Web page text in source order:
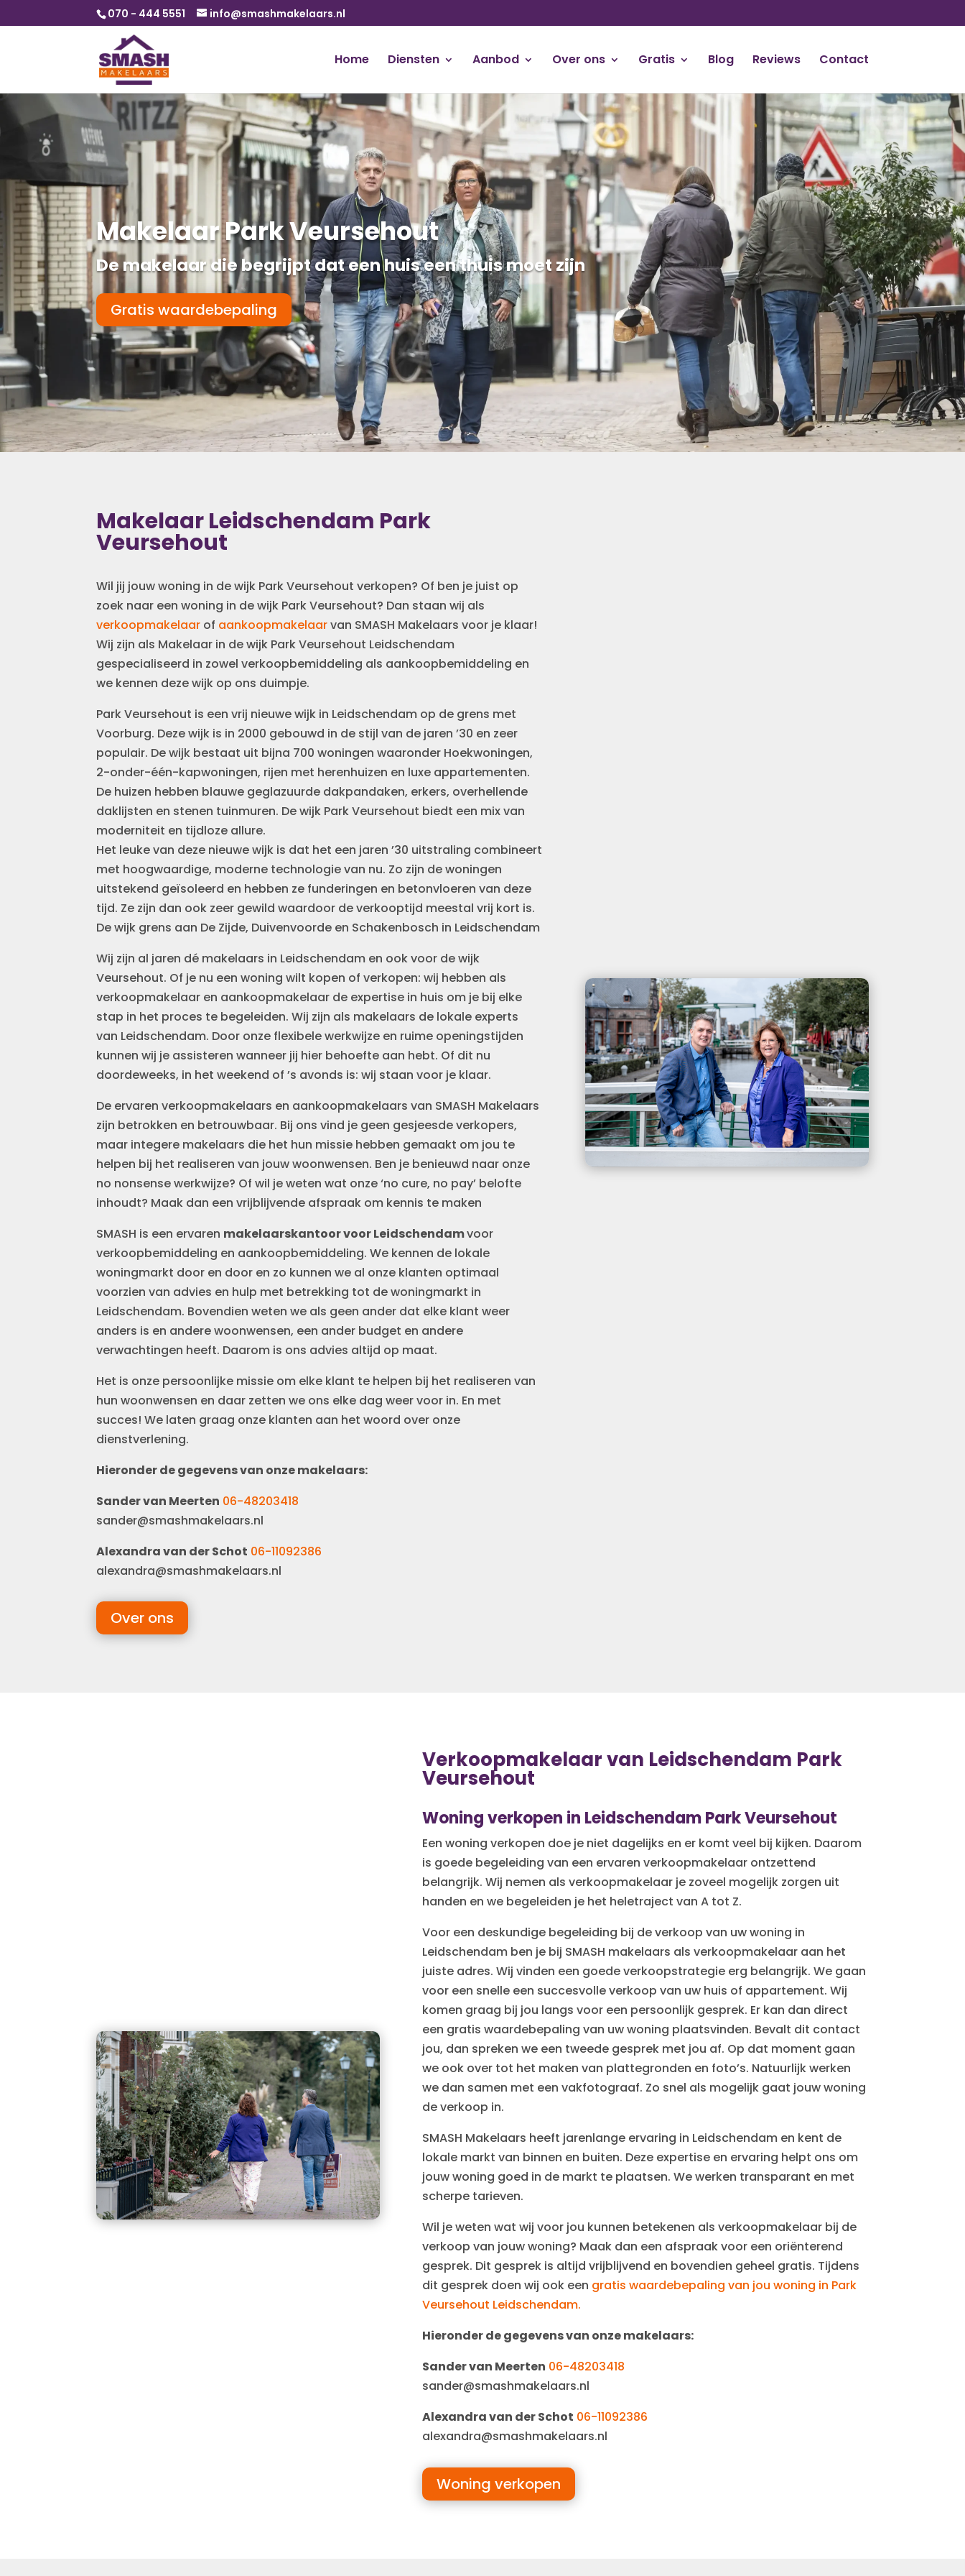
070 - 444 5551 info@smashmakelaars.nl
Home Diensten Aanbod Over ons Gratis Blog Reviews Contact
Makelaar Park Veursehout
De makelaar die begrijpt dat een huis een thuis moet zijn
Gratis waardebepaling
MakelaarLeidschendam Park
Veursehout
Wil jij jouw woning in de wijk Park Veursehout verkopen? Of ben je juist op
zoek naar een woning in de wijk Park Veursehout? Dan staan wij als
verkoopmakelaar of aankoopmakelaarvan SMASH Makelaars voor je klaar!
Wij zijn als Makelaar in de wijk Park Veursehout Leidschendam
gespecialiseerd in zowel verkoopbemiddeling als aankoopbemiddeling en
we kennen deze wijk op ons duimpje.
Park Veursehout is een vrij nieuwe wijk in Leidschendam op de grens met
Voorburg. Deze wijk is in 2000 gebouwd in de stijl van de jaren ’30 en zeer
populair. De wijk bestaat uit bijna 700 woningen waaronder Hoekwoningen,
2-onder-één-kapwoningen, rijen met herenhuizen en luxe appartementen.
De huizen hebben blauwe geglazuurde dakpandaken, erkers, overhellende
daklijsten en stenen tuinmuren. De wijk Park Veursehout biedt een mix van
moderniteit en tijdloze allure.
Het leuke van deze nieuwe wijk is dat het een jaren ’30 uitstraling combineert
met hoogwaardige, moderne technologie van nu. Zo zijn de woningen
uitstekend geïsoleerd en hebben ze funderingen en betonvloeren van deze
tijd. Ze zijn dan ook zeer gewild waardoor de verkooptijd meestal vrij kort is.
De wijk grens aan De Zijde, Duivenvoorde en Schakenbosch in Leidschendam
Wij zijn al jaren dé makelaars in Leidschendam en ook voor de wijk
Veursehout. Of je nu een woning wilt kopen of verkopen: wij hebben als
verkoopmakelaar en aankoopmakelaar de expertise in huis om je bij elke
stap in het proces te begeleiden. Wij zijn als makelaars de lokale experts
van Leidschendam. Door onze flexibele werkwijze en ruime openingstijden
kunnen wij je assisteren wanneer jij hier behoefte aan hebt. Of dit nu
doordeweeks, in het weekend of ’s avonds is: wij staan voor je klaar.
De ervaren verkoopmakelaars en aankoopmakelaars van SMASH Makelaars
zijn betrokken en betrouwbaar. Bij ons vind je geen gesjeesde verkopers,
maar integere makelaars die het hun missie hebben gemaakt om jou te
helpen bij het realiseren van jouw woonwensen. Ben je benieuwd naar onze
no nonsense werkwijze? Of wil je weten wat onze ‘no cure, no pay’ belofte
inhoudt? Maak dan een vrijblijvende afspraak om kennis te maken
SMASH is een ervaren makelaarskantoor voor Leidschendamvoor
verkoopbemiddeling en aankoopbemiddeling. We kennen de lokale
woningmarkt door en door en zo kunnen we al onze klanten optimaal
voorzien van advies en hulp met betrekking tot de woningmarkt in
Leidschendam. Bovendien weten we als geen ander dat elke klant weer
anders is en andere woonwensen, een ander budget en andere
verwachtingen heeft. Daarom is ons advies altijd op maat.
Het is onze persoonlijke missie om elke klant te helpen bij het realiseren van
hun woonwensen en daar zetten we ons elke dag weer voor in. En met
succes! We laten graag onze klanten aan het woord over onze
dienstverlening.
Hieronder de gegevens van onze makelaars:
Sander van Meerten 06-48203418
sander@smashmakelaars.nl
Alexandra van der Schot 06-11092386
alexandra@smashmakelaars.nl
Over ons
Verkoopmakelaar van Leidschendam Park
Veursehout
Woning verkopen in Leidschendam Park Veursehout
Een woning verkopen doe je niet dagelijks en er komt veel bij kijken. Daarom
is goede begeleiding van een ervaren verkoopmakelaar ontzettend
belangrijk. Wij nemen als verkoopmakelaar je zoveel mogelijk zorgen uit
handen en we begeleiden je het heletraject van A tot Z.
Voor een deskundige begeleiding bij de verkoop van uw woning in
Leidschendam ben je bij SMASH makelaars als verkoopmakelaar aan het
juiste adres. Wij vinden een goede verkoopstrategie erg belangrijk. We gaan
voor een snelle een succesvolle verkoop van uw huis of appartement. Wij
komen graag bij jou langs voor een persoonlijk gesprek. Er kan dan direct
een gratis waardebepaling van uw woning plaatsvinden. Bevalt dit contact
jou, dan spreken we een tweede gesprek met jou af. Op dat moment gaan
we ook over tot het maken van plattegronden en foto’s. Natuurlijk werken
we dan samen met een vakfotograaf. Zo snel als mogelijk gaat jouw woning
de verkoop in.
SMASH Makelaars heeft jarenlange ervaring in Leidschendam en kent de
lokale markt van binnen en buiten. Deze expertise en ervaring helpt ons om
jouw woning goed in de markt te plaatsen. We werken transparant en met
scherpe tarieven.
Wil je weten wat wij voor jou kunnen betekenen als verkoopmakelaar bij de
verkoop van jouw woning? Maak dan een afspraak voor een oriënterend
gesprek. Dit gesprek is altijd vrijblijvend en bovendien geheel gratis. Tijdens
dit gesprek doen wij ook een gratis waardebepaling van jou woning in Park
Veursehout Leidschendam.
Hieronder de gegevens van onze makelaars:
Sander van Meerten 06-48203418
sander@smashmakelaars.nl
Alexandra van der Schot 06-11092386
alexandra@smashmakelaars.nl
Woning verkopen